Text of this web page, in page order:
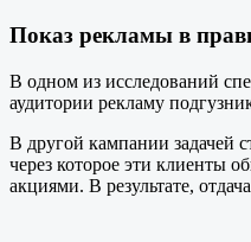
Показ рекламы в
В одном из исследований
аудитории рекламу
В другой кампании задачей
через которое эти клиенты
акциями. В результате,